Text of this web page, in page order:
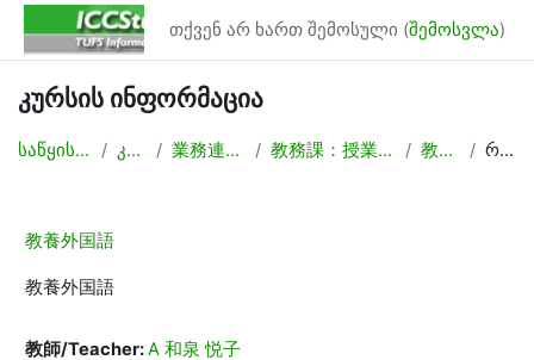
გადადი მთავარ შინაარსზე
თქვენ არ ხართ შემოსული (შემოსვლა)
კურსის ინფორმაცია
საწყისი გვერდი კურსები 業務連絡/Backyard 教務課：授業計画，時間割作成 教養外国語 რეზიუმე
教養外国語
教養外国語
教師/Teacher:A 和泉 悦子